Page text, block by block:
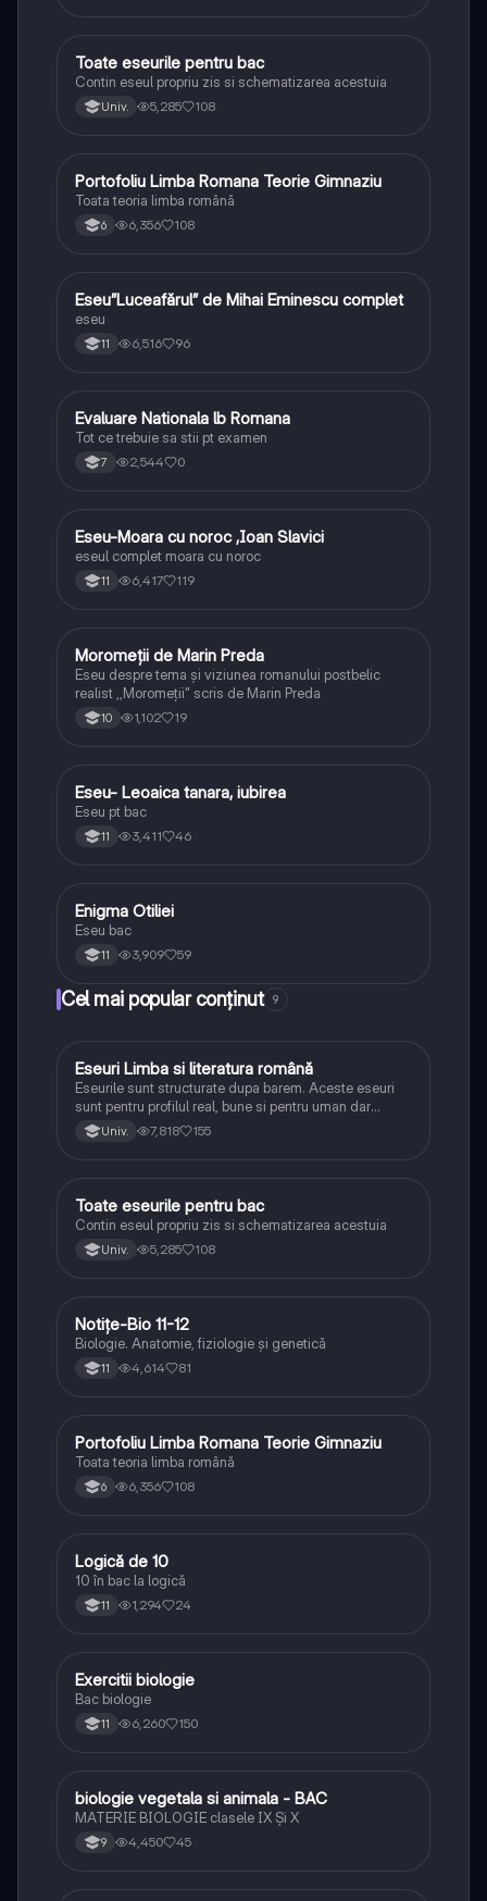
Limba și literatura română
Toate eseurile pentru bac
Contin eseul propriu zis si schematizarea acestuia
Univ. 5,285 108
Limba și literatura română
Portofoliu Limba Romana Teorie Gimnaziu
Toata teoria limba română
6 6,356 108
Limba și literatura română
Eseu”Luceafărul” de Mihai Eminescu complet
eseu
11 6,516 96
Limba și literatura română
Evaluare Nationala lb Romana
Tot ce trebuie sa stii pt examen
7 2,544 0
Limba și literatura română
Eseu-Moara cu noroc ,Ioan Slavici
eseul complet moara cu noroc
11 6,417 119
Limba și literatura română
Moromeții de Marin Preda
Eseu despre tema și viziunea romanului postbelic
realist ,,Moromeții" scris de Marin Preda
10 1,102 19
Limba și literatura română
Eseu- Leoaica tanara, iubirea
Eseu pt bac
11 3,411 46
Limba și literatura română
Enigma Otiliei
Eseu bac
11 3,909 59
Cel mai popular conținut 9
Limba și literatura română
Eseuri Limba si literatura română
Eseurile sunt structurate dupa barem. Aceste eseuri
sunt pentru profilul real, bune si pentru uman dar
lipsesc relatiile dintre personaje si caracrerizarile.
Univ. 7,818 155
Limba și literatura română
Toate eseurile pentru bac
Contin eseul propriu zis si schematizarea acestuia
Univ. 5,285 108
Biologie
Notițe-Bio 11-12
Biologie. Anatomie, fiziologie și genetică
11 4,614 81
Limba și literatura română
Portofoliu Limba Romana Teorie Gimnaziu
Toata teoria limba română
6 6,356 108
Logică
Logică de 10
10 în bac la logică
11 1,294 24
Biologie
Exercitii biologie
Bac biologie
11 6,260 150
Biologie
biologie vegetala si animala - BAC
MATERIE BIOLOGIE clasele IX Şi X
9 4,450 45